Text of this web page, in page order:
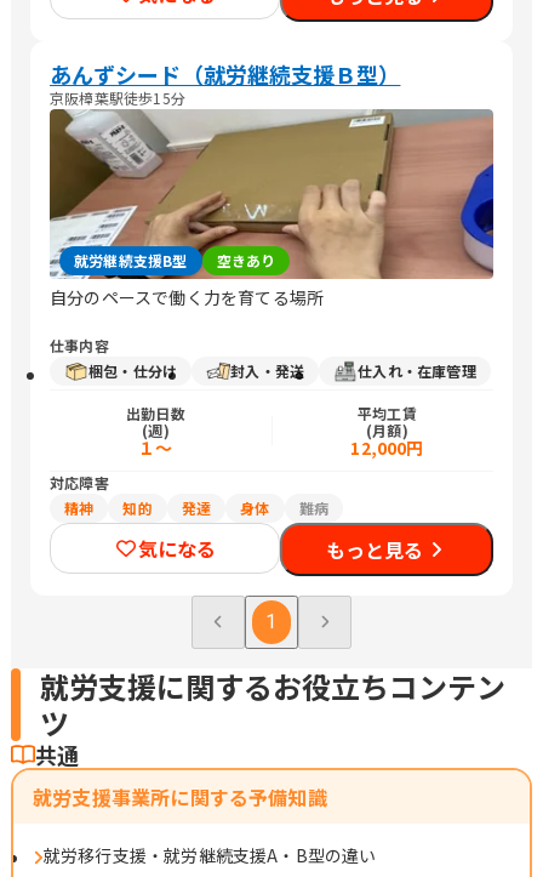
あんずシード（就労継続支援Ｂ型）
京阪樟葉駅徒歩15分
就労継続支援B型 空きあり
自分のペースで働く力を育てる場所
仕事内容
梱包・仕分け
封入・発送 仕入れ・在庫管理
出勤日数
(週)
１～
平均工賃
(月額)
12,000円
対応障害
精神
知的 発達 身体 難病
気になる もっと見る
1
就労支援に関するお役立ちコンテン
ツ
共通
就労支援事業所に関する予備知識
就労移行支援・就労継続支援A・B型の違い